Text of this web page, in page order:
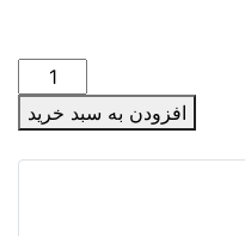
پاورپوینت
بتن
ریزی
در
افزودن به سبد خرید